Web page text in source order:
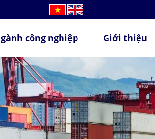
công nghiệp Giới thiệu